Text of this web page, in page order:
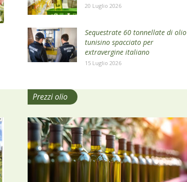
20 Luglio 2026
Sequestrate 60 tonnellate di olio
tunisino spacciato per
extravergine italiano
15 Luglio 2026
Prezzi olio